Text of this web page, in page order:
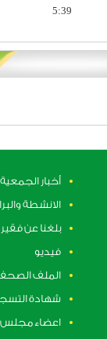
5:39
أخبار الجمعية
الانشطة
بلغنا عن فقير
فيديو
الملف
شهادة
اعضاء مجلس